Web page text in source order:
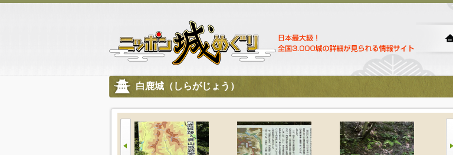
白鹿城（しらがじょう）